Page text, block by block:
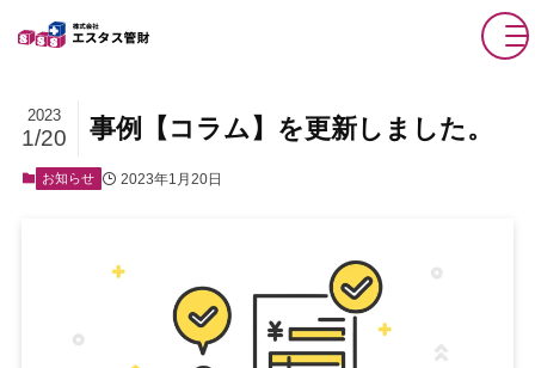
事例【コラム】を更新しました。
2023
1/20
お知らせ 2023年1月20日